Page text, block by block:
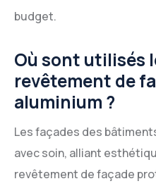
budget.
Où sont utilisés
revêtement de
aluminium ?
Les façades des
avec soin, alliant
revêtement de façade